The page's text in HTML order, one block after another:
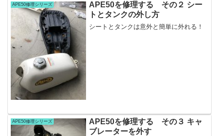
APE50修理シリーズ
APE50を修理する その２ シー
トとタンクの外し方
シートとタンクは意外と簡単に外れる！
APE50修理シリーズ
APE50を修理する その３ キャ
ブレーターを外す